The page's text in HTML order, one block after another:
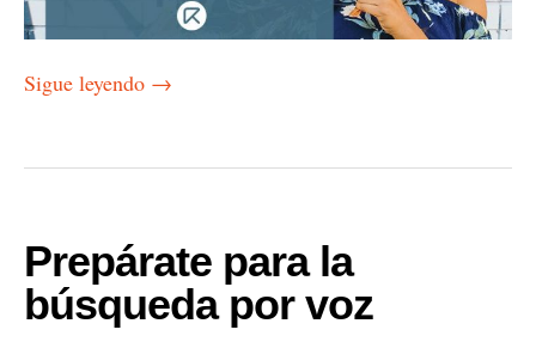
Sigue leyendo →
Prepárate para la
búsqueda por voz